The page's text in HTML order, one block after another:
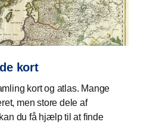
kort
kort og atlas. Mange
men store dele af
du få hjælp til at finde